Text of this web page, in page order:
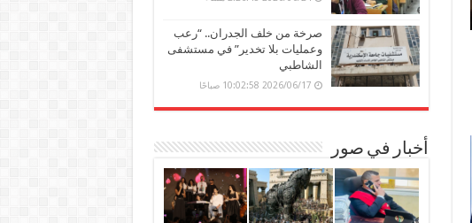
صرخة من خلف الجدران.. “رعب
وعمليات بلا تخدير” في مستشفى
الشاطبي
2026/06/17 10:02:58 صباحًا
أخبار في صور